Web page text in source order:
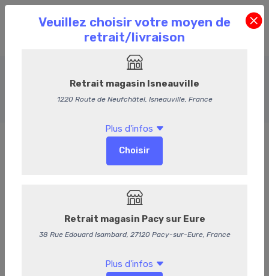
Le Porc
Accueil Commande en Ligne Le Porc